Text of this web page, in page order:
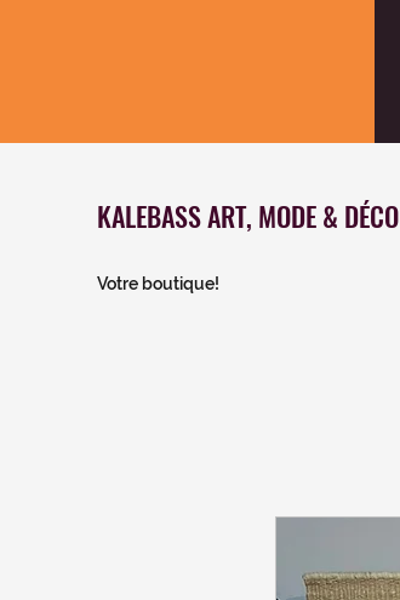
KALEBASS ART, MODE & DÉCO
Votre boutique!